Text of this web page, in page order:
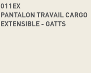
011EX
PANTALON TRAVAIL CARGO
EXTENSIBLE - GATTS